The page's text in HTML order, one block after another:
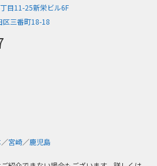
目11-25新栄ビル6F
区三番町18-18
／宮崎／鹿児島